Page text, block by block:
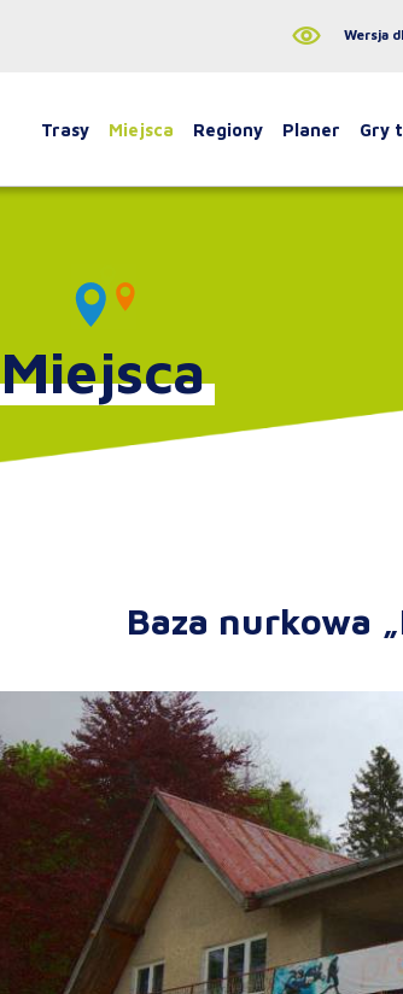
Wersja
Trasy Miejsca Regiony Planer Gry
Miejsca
Baza nurkowa